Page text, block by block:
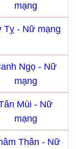
mạng
Tỵ - Nữ mạng
Ngọ - Nữ
mạng
Mùi - Nữ
mạng
Thân - Nữ